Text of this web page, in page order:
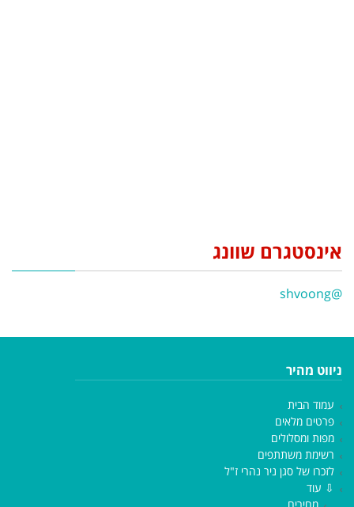
אינסטגרם שוונג
@shvoong
ניווט מהיר
עמוד הבית
פרטים מלאים
מפות ומסלולים
רשימת משתתפים
לזכרו של סגן ניר נהרי ז"ל
⇩ עוד